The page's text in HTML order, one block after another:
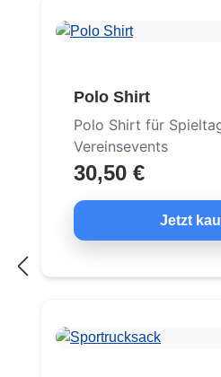
Polo Shirt
Polo Shirt für
Vereinsevents
30,50 €
Jetzt